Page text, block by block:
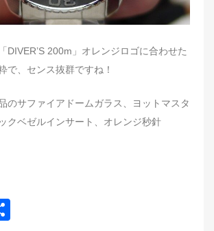
DIVER’S 200m」オレンジロゴに合わせた
で、センス抜群ですね！
のサファイアドームガラス、ヨットマスタ
クベゼルインサート、オレンジ秒針